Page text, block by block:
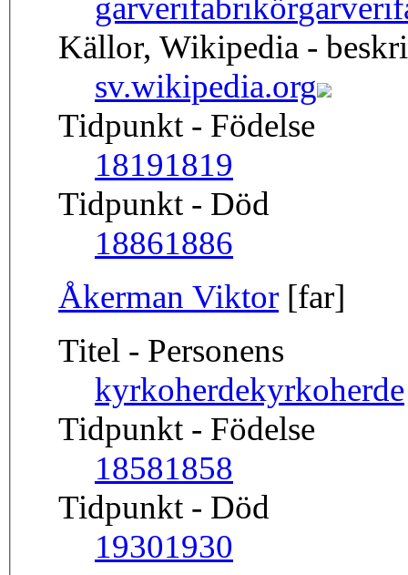
garverifabrikör
Källor, Wikipedia -
sv.wikipedia.org
Tidpunkt - Födelse
18191819
Tidpunkt - Död
18861886
Åkerman Viktor [far]
Titel - Personens
kyrkoherdekyrkoherde
Tidpunkt - Födelse
18581858
Tidpunkt - Död
19301930